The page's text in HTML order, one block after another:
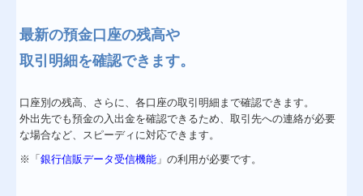
最新の預金口座の残高や
取引明細を確認できます。
口座別の残高、さらに、各口座の取引明細まで確認できます。
外出先でも預金の入出金を確認できるため、取引先への連絡が必要
な場合など、スピーディに対応できます。
※「銀行信販データ受信機能 」の利用が必要です。